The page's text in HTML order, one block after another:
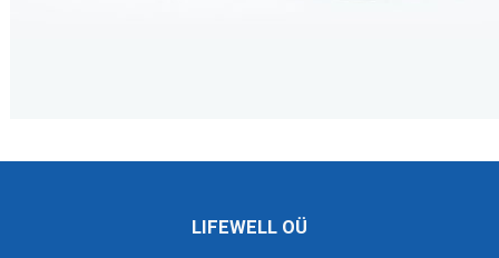
LIFEWELL OÜ